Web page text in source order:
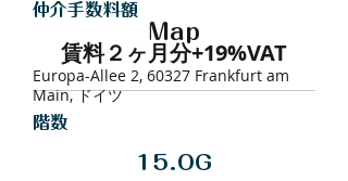
仲介手数料額
賃料２ヶ月分+19%VAT
​階数
15.OG
Map
Europa-Allee 2, 60327 Frankfurt am
Main, ドイツ